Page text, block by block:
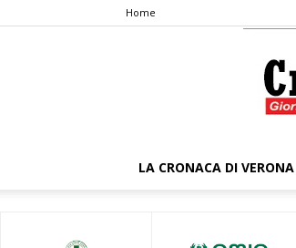
Home
LA CRONACA DI VERONA